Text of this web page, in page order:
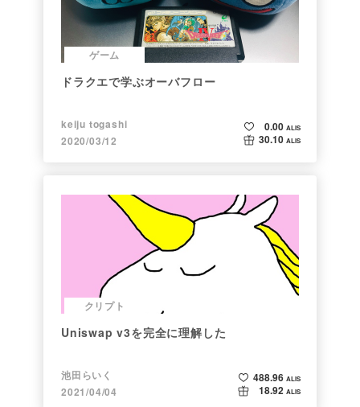
ゲーム
ドラクエで学ぶオーバフロー
keiju togashi
2020/03/12
0.00 ALIS
30.10 ALIS
クリプト
Uniswap v3を完全に理解した
池田らいく
2021/04/04
488.96 ALIS
18.92 ALIS